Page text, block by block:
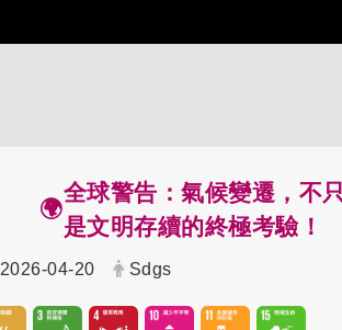
🌍
全球警告：氣候變遷，不
是文明存續的終極考驗！
2026-04-20 Sdgs